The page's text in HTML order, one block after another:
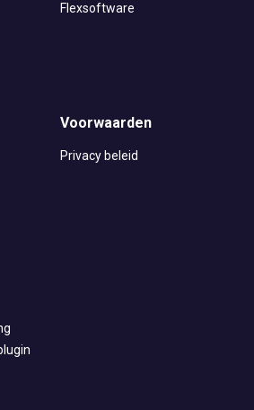
Flexsoftware
Voorwaarden
Privacy beleid